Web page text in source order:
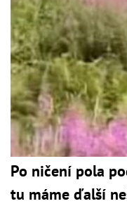
Po ničení pola
tu máme ďalší